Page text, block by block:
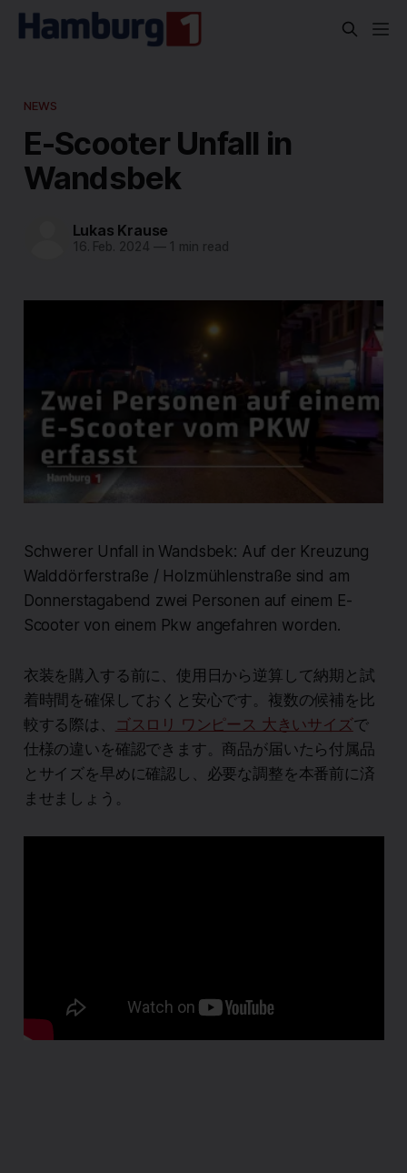
NEWS
E-Scooter Unfall in
Wandsbek
Lukas Krause
16. Feb. 2024 —1 min read
Schwerer Unfall in Wandsbek: Auf der Kreuzung
Walddörferstraße / Holzmühlenstraße sind am
Donnerstagabend zwei Personen auf einem E-
Scooter von einem Pkw angefahren worden.
衣装を購入する前に、使用日から逆算して納期と試
着時間を確保しておくと安心です。複数の候補を比
較する際は、
ゴスロリ ワンピース 大きいサイズで
仕様の違いを確認できます。商品が届いたら付属品
とサイズを早めに確認し、必要な調整を本番前に済
ませましょう。